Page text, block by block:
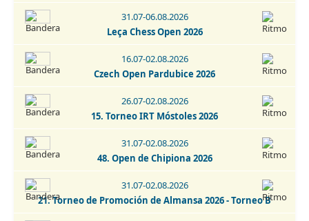
01-06.09.2026
3. IRT Sub-2400 Esphouses Hotel Playas de Guardamar 2026
05.09.2026
6 Torneo Fiestas Patronales Navalcarnero 2026
05.09.2026
6. Torneo Fiestas Patronales Navalcarnero 2026 -
Categoría Infantil
05.09.2026
Torneo Super Blitz Chess Marathon Fiestas de Alcorcón
2026
05-12.09.2026
31.07-06.08.2026
Leça Chess Open 2026
16.07-02.08.2026
Czech Open Pardubice 2026
26.07-02.08.2026
15. Torneo IRT Móstoles 2026
31.07-02.08.2026
48. Open de Chipiona 2026
31.07-02.08.2026
21. Torneo de Promoción de Almansa 2026 - Torneo B